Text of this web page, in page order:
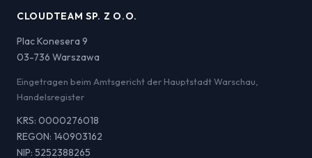
CLOUDTEAM SP. Z O.O.
Plac Konesera 9
03-736 Warszawa
Eingetragen beim Amtsgericht der Hauptstadt Warschau,
Handelsregister
KRS: 0000276018
REGON: 140903162
NIP: 5252388265